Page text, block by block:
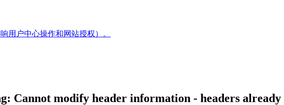
用户中心操作和网站授权）。
Cannot modify header information - headers already